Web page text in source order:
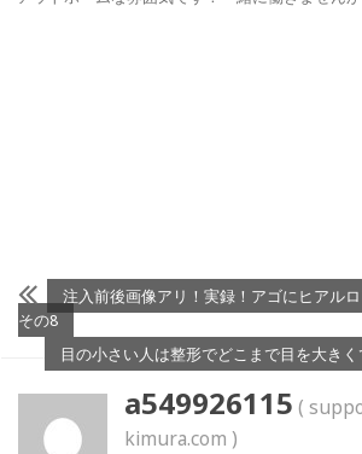
注入前後画像アリ！実録！アゴにヒアル
その8
目の小さい人は整形でどこまで目を大き
a549926115 (
kimura.com )